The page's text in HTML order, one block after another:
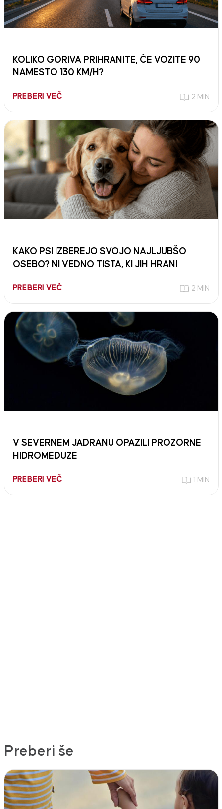
KOLIKO GORIVA PRIHRANITE, ČE VOZITE 90
NAMESTO 130 KM/H?
PREBERI VEČ 2 MIN
KAKO PSI IZBEREJO SVOJO NAJLJUBŠO
OSEBO? NI VEDNO TISTA, KI JIH HRANI
PREBERI VEČ 2 MIN
V SEVERNEM JADRANU OPAZILI PROZORNE
HIDROMEDUZE
PREBERI VEČ 1 MIN
Preberi še